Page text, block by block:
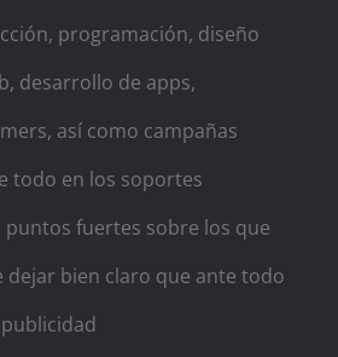
programación, diseño
desarrollo de apps,
así como campañas
todo en los soportes
fuertes sobre los que
dejar bien claro que ante todo